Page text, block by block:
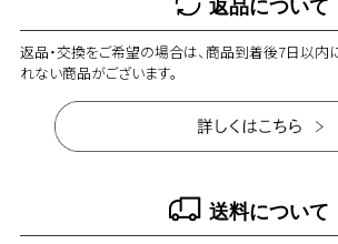
返品について
返品・交換をご希望の場合は、商品到着後7日以内
れない商品がございます。
送料について